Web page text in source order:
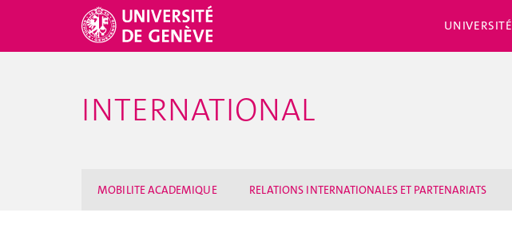
UNIVERSITÉ
INTERNATIONAL
MOBILITE ACADEMIQUE RELATIONS INTERNATIONALES ET PARTENARIATS